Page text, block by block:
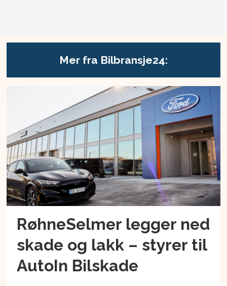
Mer fra Bilbransje24:
RøhneSelmer legger ned
skade og lakk – styrer til
AutoIn Bilskade